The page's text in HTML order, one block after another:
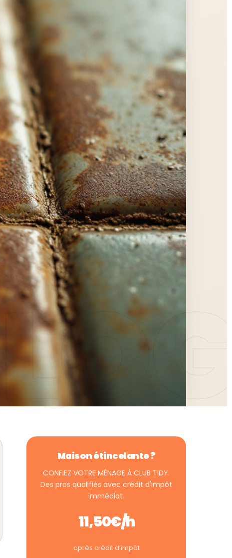
Maison étincelante ?
CONFIEZ VOTRE MÉNAGE À CLUB TIDY.
Des pros qualifiés avec crédit d'impôt
immédiat.
11,50€/h
après crédit d’impôt